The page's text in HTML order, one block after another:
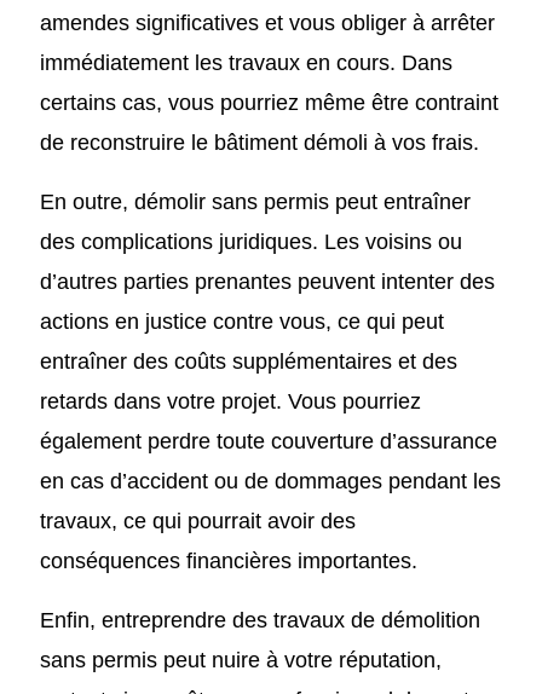
amendes significatives et vous obliger à arrêter
immédiatement les travaux en cours. Dans
certains cas, vous pourriez même être contraint
de reconstruire le bâtiment démoli à vos frais.
En outre, démolir sans permis peut entraîner
des complications juridiques. Les voisins ou
d’autres parties prenantes peuvent intenter des
actions en justice contre vous, ce qui peut
entraîner des coûts supplémentaires et des
retards dans votre projet. Vous pourriez
également perdre toute couverture d’assurance
en cas d’accident ou de dommages pendant les
travaux, ce qui pourrait avoir des
conséquences financières importantes.
Enfin, entreprendre des travaux de démolition
sans permis peut nuire à votre réputation,